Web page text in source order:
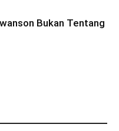
Bukan Tentang